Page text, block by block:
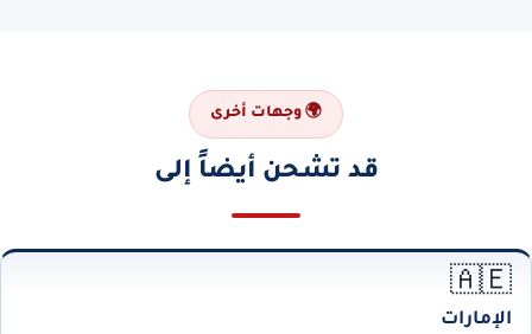
🌍 وجهات أخرى
قد تشحن أيضاً إلى
🇦🇪
الإمارات